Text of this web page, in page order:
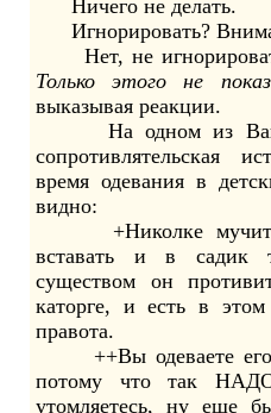
Ничего не делать.
Игнорировать?
Нет, не
Только этого не
выказывая реакции.
На одном из Ваших
сопротивлятельская
время одевания в
видно:
+Николке
вставать и в садик
существом он
каторге, и есть в этом
правота.
++Вы одеваете его
потому что так
утомляетесь, ну еще